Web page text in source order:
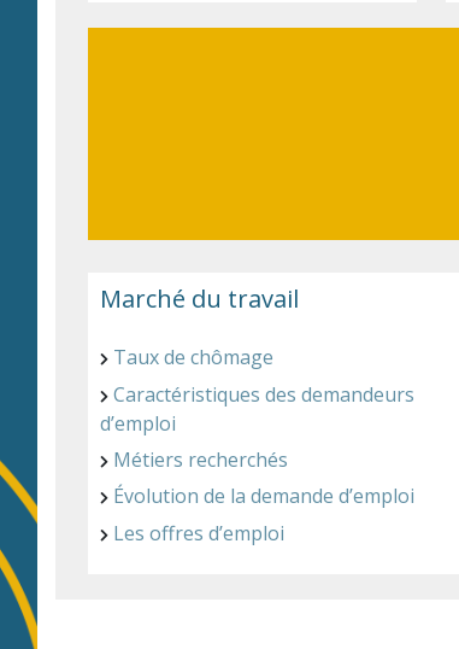
Marché du travail
Taux de chômage
Caractéristiques des demandeurs
d’emploi
Métiers recherchés
Évolution de la demande d’emploi
Les offres d’emploi